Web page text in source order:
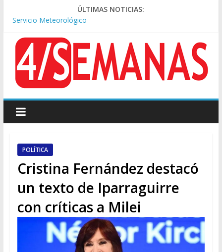
ÚLTIMAS NOTICIAS:
Tormentas severas y fuertes ráfagas de viento: alerta del
Servicio Meteorológico
1,6% en julio
Represión frente al Congreso: tres detenidos durante la
protesta contra la Ley de Propiedad Privada
Sturzenegger defendió la Ley de Tierras y lamentó el retiro
del capítulo de extranjerización
Fuego y defiende la Ley de Tierras
POLÍTICA
Cristina Fernández destacó
un texto de Iparraguirre
con críticas a Milei